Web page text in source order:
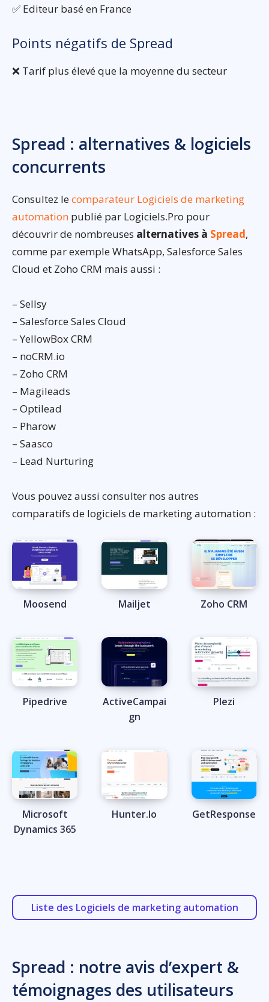
✅ Editeur basé en France
Points négatifs de Spread
❌ Tarif plus élevé que la moyenne du secteur
Spread : alternatives & logiciels
concurrents
Consultez lecomparateur Logiciels de marketing
automation publié par Logiciels.Pro pour
découvrir de nombreuses alternatives à Spread,
comme par exemple WhatsApp, Salesforce Sales
Cloud et Zoho CRM mais aussi :
– Sellsy
– Salesforce Sales Cloud
– YellowBox CRM
– noCRM.io
– Zoho CRM
– Magileads
– Optilead
– Pharow
– Saasco
– Lead Nurturing
Vous pouvez aussi consulter nos autres
comparatifs de logiciels de marketing automation :
Moosend Mailjet Zoho CRM
Pipedrive
ActiveCampai
gn
Plezi
Microsoft
Dynamics 365
Hunter.Io GetResponse
Liste des Logiciels de marketing automation
Spread : notre avis d’expert &
témoignages des utilisateurs